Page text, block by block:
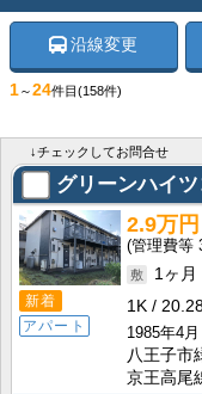
沿線変更
1～24件目 (158件)
↓チェックしてお問合せ
グリーンハイ
新着
アパート
2.9万円
1ヶ月
1K
1985年4月
八王子市
京王高尾